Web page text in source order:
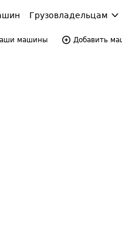
Грузовладельцам
машины Добавить